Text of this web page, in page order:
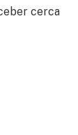
cerca